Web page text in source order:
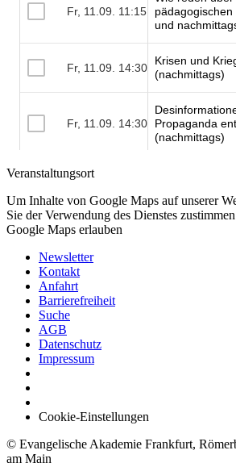
Veranstaltungsort
Um Inhalte von Google Maps auf unserer
Sie der Verwendung des Dienstes
Google Maps erlauben
Newsletter
Kontakt
Anfahrt
Barrierefreiheit
Suche
AGB
Datenschutz
Impressum
Cookie-Einstellungen
© Evangelische Akademie Frankfurt,
am Main